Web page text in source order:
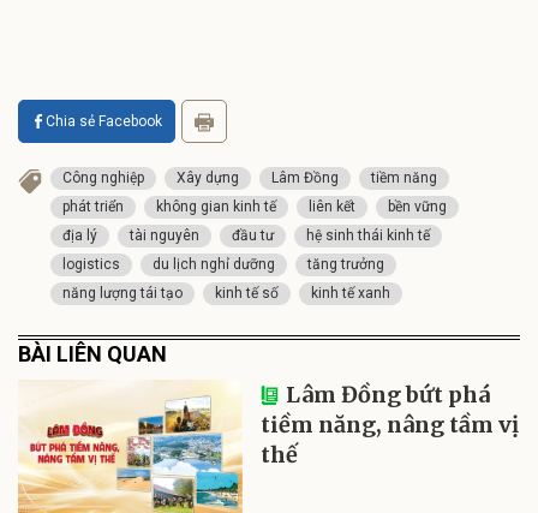
Chia sẻ Facebook
Công nghiệp Xây dựng Lâm Đồng
tiềm năng
phát triển
không gian kinh tế liên kết
bền vững
địa lý
tài nguyên đầu tư
hệ sinh thái kinh tế
logistics
du lịch nghỉ dưỡng
tăng trưởng
năng lượng tái tạo
kinh tế số kinh tế xanh
BÀI LIÊN QUAN
Lâm Đồng bứt phá
tiềm năng, nâng tầm vị
thế